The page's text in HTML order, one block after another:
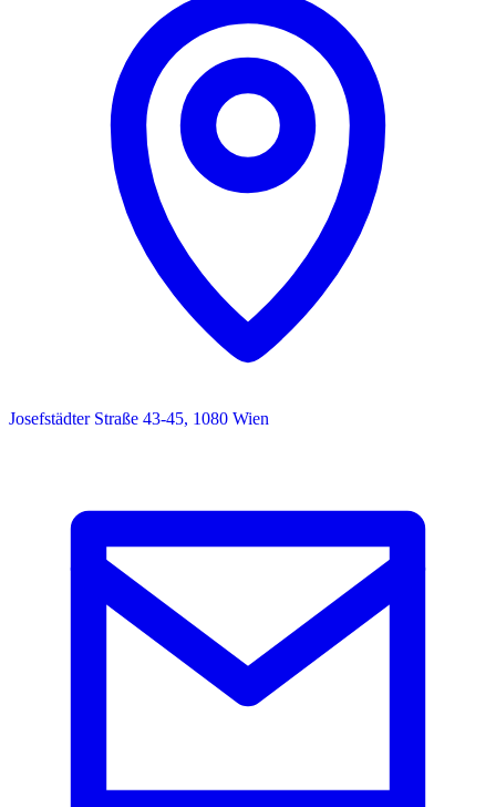
Josefstädter Straße 43-45, 1080 Wien